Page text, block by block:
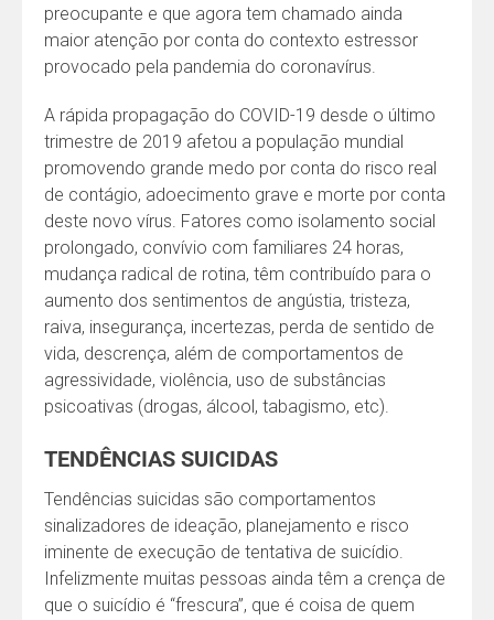
preocupante e que agora tem chamado ainda
maior atenção por conta do contexto estressor
provocado pela pandemia do coronavírus.
A rápida propagação do COVID-19 desde o último
trimestre de 2019 afetou a população mundial
promovendo grande medo por conta do risco real
de contágio, adoecimento grave e morte por conta
deste novo vírus. Fatores como isolamento social
prolongado, convívio com familiares 24 horas,
mudança radical de rotina, têm contribuído para o
aumento dos sentimentos de angústia, tristeza,
raiva, insegurança, incertezas, perda de sentido de
vida, descrença, além de comportamentos de
agressividade, violência, uso de substâncias
psicoativas (drogas, álcool, tabagismo, etc).
TENDÊNCIAS SUICIDAS
Tendências suicidas são comportamentos
sinalizadores de ideação, planejamento e risco
iminente de execução de tentativa de suicídio.
Infelizmente muitas pessoas ainda têm a crença de
que o suicídio é “frescura”, que é coisa de quem